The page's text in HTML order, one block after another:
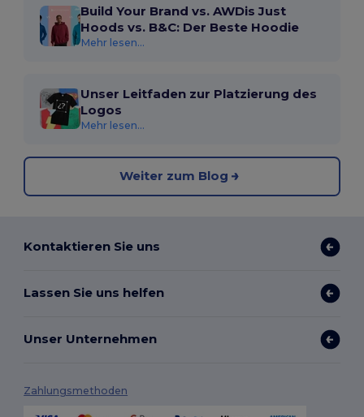
Build Your Brand vs. AWDis Just
Hoods vs. B&C: Der Beste Hoodie
Mehr lesen...
Unser Leitfaden zur Platzierung des
Logos
Mehr lesen...
Weiter zum Blog
Kontaktieren Sie uns
Lassen Sie uns helfen
Unser Unternehmen
Zahlungsmethoden